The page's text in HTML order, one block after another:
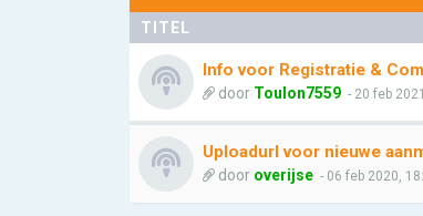
TITEL
Info voor Registratie &
door Toulon7559 - 20 feb
Uploadurl voor nieuwe
door overijse - 06 feb 2020,